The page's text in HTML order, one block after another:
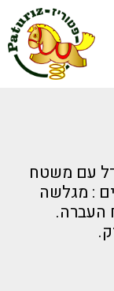
עם משטח
: מגלשה
העברה.